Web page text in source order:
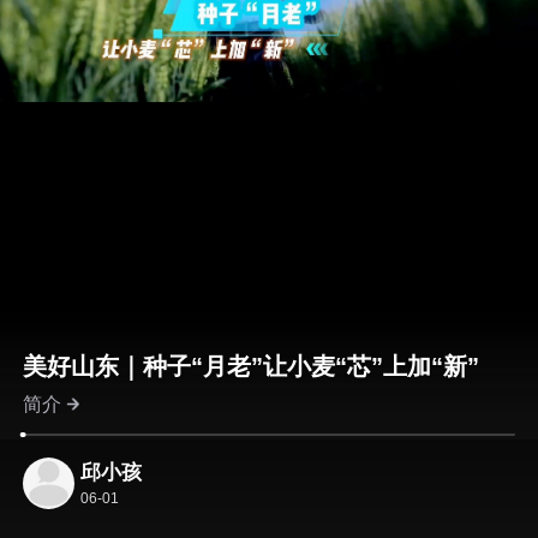
美好山东｜种子“月老”让小麦“芯”上加“新”
简介
邱小孩
06-01